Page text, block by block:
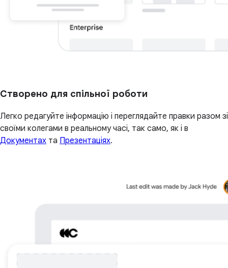
Створено для спільної роботи
Легко редагуйте інформацію і переглядайте правки разом зі
своїми колегами в реальному часі, так само, як і в
Документах та Презентаціях.